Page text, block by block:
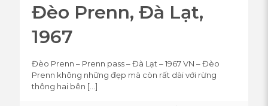
Đèo Prenn, Đà Lạt,
1967
Đèo Prenn – Prenn pass – Đà Lạt – 1967 VN – Đèo
Prenn không những đẹp mà còn rất dài với rừng
thông hai bên […]